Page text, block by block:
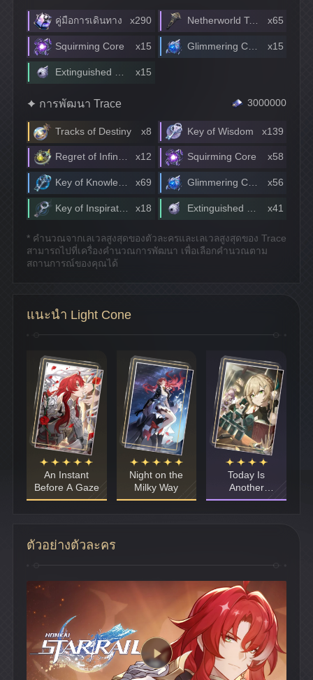
คู่มือการเดินทาง x290 Netherworld Token x65
Squirming Core x15 Glimmering Core x15
x15
การพัฒนา Trace 3000000
Tracks of Destiny x8 Key of Wisdom x139
Regret of Infinite Ochema x12 Squirming Core x58
Key of Knowledge x69 Glimmering Core x56
x18 x41
* คำนวณจากเลเวลสูงสุดของตัวละครและเลเวลสูงสุดของ Trace
สามารถไปที่เครื่องคำนวณการพัฒนา เพื่อเลือกคำนวณตาม
สถานการณ์ของคุณได้
แนะนำ Light Cone
An Instant
Before A Gaze
Night on the
Milky Way
Today Is
Another
Peaceful Day
ตัวอย่างตัวละคร